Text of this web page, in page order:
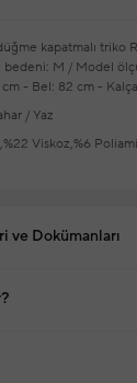
kapatmalı triko
bedeni: M / Model
102 cm - Bel: 82 cm -
/ Yaz
Viskoz,%6
ve Dokümanları